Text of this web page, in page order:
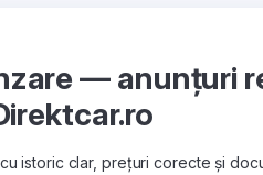
— anunțuri
cu istoric clar, prețuri corecte și